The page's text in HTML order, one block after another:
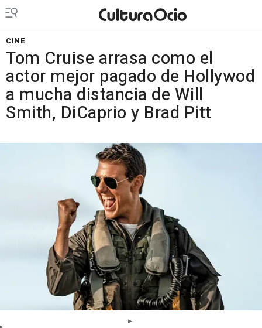
CINE
Tom Cruise arrasa como el
actor mejor pagado de Hollywod
a mucha distancia de Will
Smith, DiCaprio y Brad Pitt